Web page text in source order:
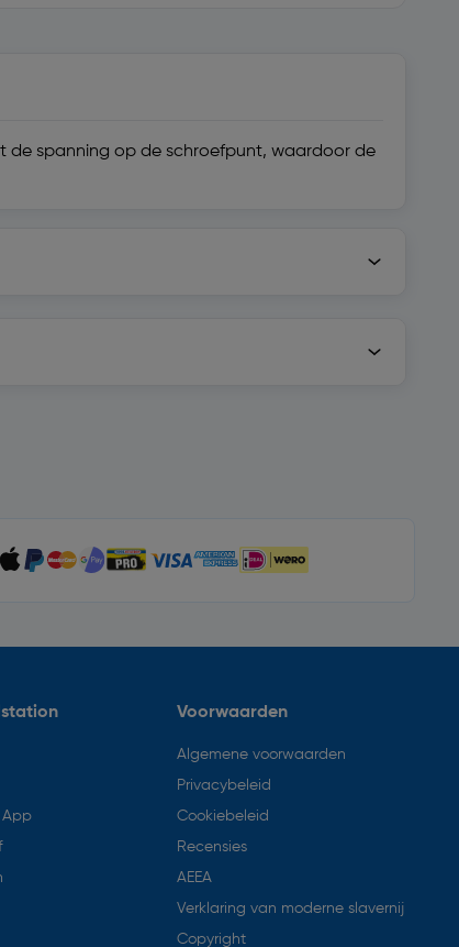
de spanning op de schroefpunt, waardoor de
App
Voorwaarden
Algemene voorwaarden
Privacybeleid
Cookiebeleid
Recensies
AEEA
Verklaring van moderne slavernij
Copyright